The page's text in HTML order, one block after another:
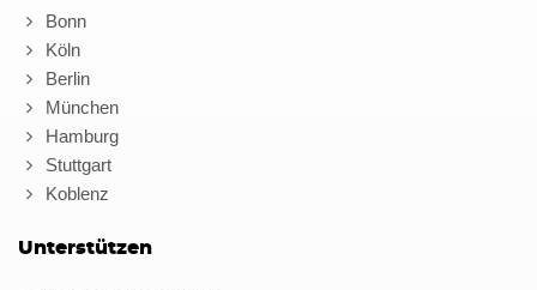
Bonn
Köln
Berlin
München
Hamburg
Stuttgart
Koblenz
Unterstützen